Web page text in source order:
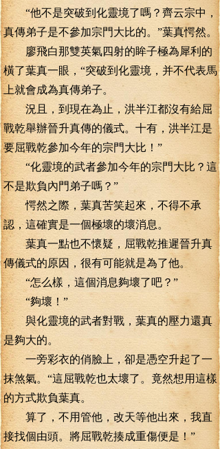
“他不是突破到化靈境了嗎？齊云宗中，
真傳弟子是不參加宗門大比的。”葉真愕然。
廖飛白那雙英氣四射的眸子極為犀利的
橫了葉真一眼，“突破到化靈境，并不代表馬
上就會成為真傳弟子。
況且，到現在為止，洪半江都沒有給屈
戰乾舉辦晉升真傳的儀式。十有，洪半江是
要屈戰乾參加今年的宗門大比！”
“化靈境的武者參加今年的宗門大比？這
不是欺負內門弟子嗎？”
愕然之際，葉真苦笑起來，不得不承
認，這確實是一個極壞的壞消息。
葉真一點也不懷疑，屈戰乾推遲晉升真
傳儀式的原因，很有可能就是為了他。
“怎么樣，這個消息夠壞了吧？”
“夠壞！”
與化靈境的武者對戰，葉真的壓力還真
是夠大的。
一旁彩衣的俏臉上，卻是憑空升起了一
抹煞氣。“這屈戰乾也太壞了。竟然想用這樣
的方式欺負葉真。
算了，不用管他，改天等他出來，我直
接找個由頭。將屈戰乾揍成重傷便是！”